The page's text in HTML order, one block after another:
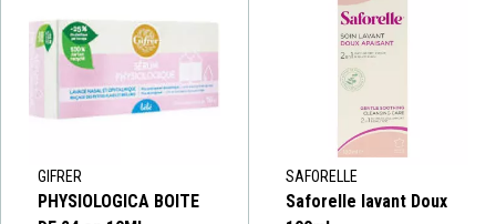
GIFRER
PHYSIOLOGICA BOITE
SAFORELLE
Saforelle lavant Doux